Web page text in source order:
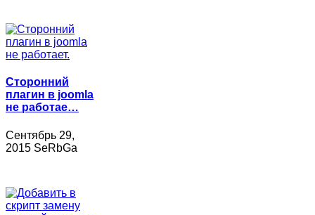
Сторонний
плагин в joomla
не работае…
Сентябрь 29,
2015 SeRbGa